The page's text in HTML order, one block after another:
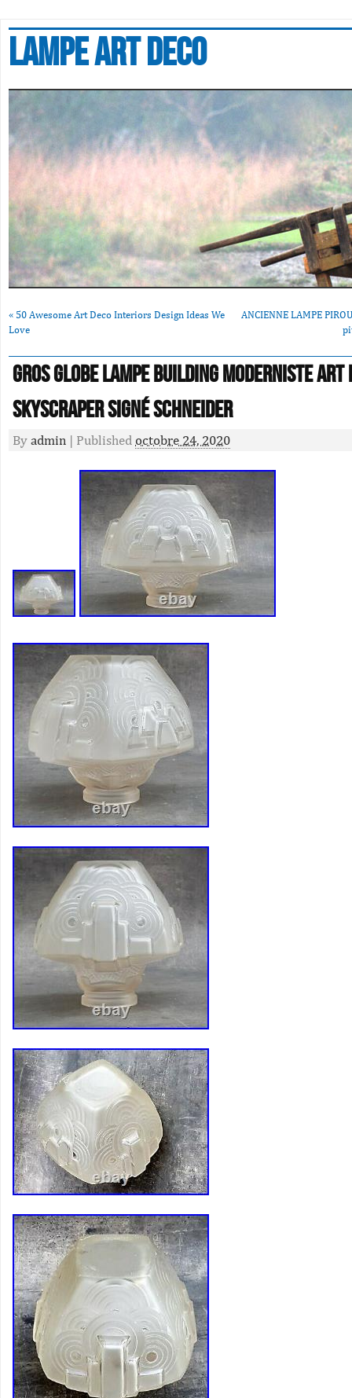
Lampe art deco
« 50 Awesome Art Deco Interiors Design Ideas We
Love
ANCIENNE LAMPE
Gros globe LAMPE BUILDING MODERNISTE ART
SKYSCRAPER signé Schneider
By admin | Published octobre 24, 2020